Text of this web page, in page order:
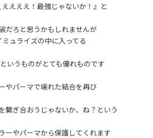
ええええ！最強じゃないか！』と
だろと思うかもしれませんが
ミュライズの中に入ってる
いうものがとても優れものです
やパーマで壊れた結合を再び
繋ぎ合おうじゃないか、ね？という
ーやパーマから保護してくれます